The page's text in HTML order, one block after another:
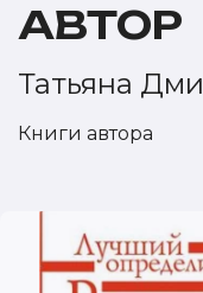
АВТОР
Татьяна
Книги автора